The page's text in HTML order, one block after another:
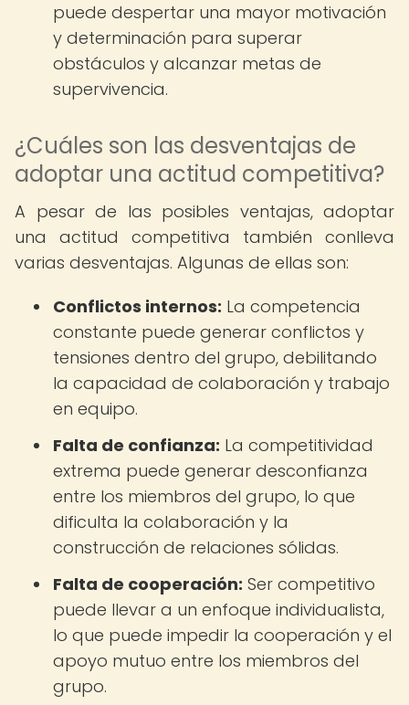
puede despertar una mayor motivación
y determinación para superar
obstáculos y alcanzar metas de
supervivencia.
¿Cuáles son las desventajas de
adoptar una actitud competitiva?
A pesar de las posibles ventajas, adoptar
una actitud competitiva también conlleva
varias desventajas. Algunas de ellas son:
Conflictos internos: La competencia
constante puede generar conflictos y
tensiones dentro del grupo, debilitando
la capacidad de colaboración y trabajo
en equipo.
Falta de confianza: La competitividad
extrema puede generar desconfianza
entre los miembros del grupo, lo que
dificulta la colaboración y la
construcción de relaciones sólidas.
Falta de cooperación: Ser competitivo
puede llevar a un enfoque individualista,
lo que puede impedir la cooperación y el
apoyo mutuo entre los miembros del
grupo.